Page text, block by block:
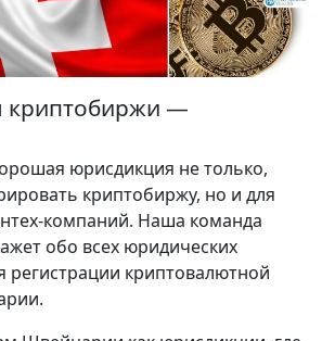
криптобиржи —
юрисдикция не только,
криптобиржу, но и для
компаний. Наша команда
обо всех юридических
регистрации криптовалютной